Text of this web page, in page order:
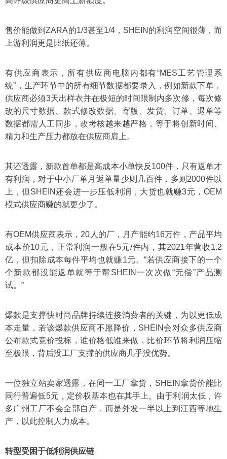
售价能做到ZARA的1/3甚至1/4，SHEIN的利润空间很薄，而
上游利润更是比纸还薄。
有供应商表示，所有供应商电脑内都有“MES工艺管理系
统”，生产环节中的所有细节数据都要录入，例如新款下单，
供应商必须3天出样衣并在极短的时间限制内多次修，每次修
改的尺寸数据、款式修改数据、寄版、发货、订单、退单等
数据都需人工同步，改考核越来越严格，等于将创新时间、
精力和生产压力都放在供应商肩上。
其还透露，新款首单都是高成本小单快反100件，只有返单才
有利润，对于中小厂单月返单量少则几百件，多则2000件以
上，但SHEIN还会进一步压低利润，大货也就赚3元，OEM
模式供应商赚的就更少了。
有OEM供应商表示，20人的厂，月产能约16万件，产品平均
成本价10元，正常利润一般在5元/件内，其2021年营收1.2
亿，但扣除成本每件平均也就赚1元。“若供应商接下的一个
个新款都没能返单就等于帮SHEIN一次次做“无偿”产品测
试。”
爆款是支撑快时尚品牌持续连接消费者的关键，为以更低成
本走量，若该爆款供应商不愿降价，SHEIN会对众多供应商
公布款式竞价投标，谁价格低谁来做，比价环节将利润压缩
至极限，背后没工厂支撑的供应商几乎没优势。
一位独立站卖家透露，在同一工厂拿货，SHEIN拿货价能比
同行普遍低5元，定价权基本也在其手上。由于利润太低，许
多广州工厂不会全部自产，而是外发一半以上到江西等地生
产，以此控制人力成本。
转型受困于低利润供应链